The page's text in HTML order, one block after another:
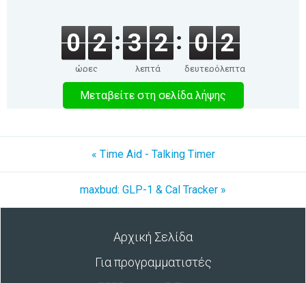
0 2
ώρες
3 2
λεπτά
0 2
δευτερόλεπτα
Μεταβείτε στη σελίδα λήψης
« Time Aid - Talking Timer
maxbud: GLP-1 & Cal Tracker »
Αρχική Σελίδα
Για προγραμματιστές